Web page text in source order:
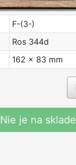
F-(3-)
Ros 344d
162 x 83 mm
Nie je na sklade